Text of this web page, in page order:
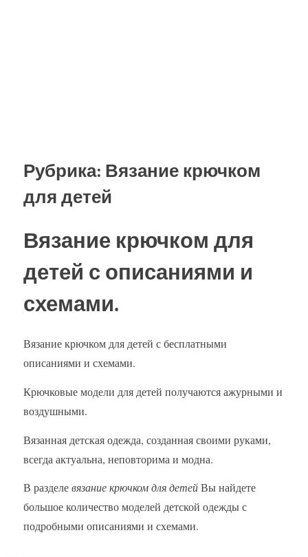
Рубрика: Вязание крючком
для детей
Вязание крючком для
детей с описаниями и
схемами.
Вязание крючком для детей с бесплатными
описаниями и схемами.
Крючковые модели для детей получаются ажурными и
воздушными.
Вязанная детская одежда, созданная своими руками,
всегда актуальна, неповторима и модна.
В разделевязание крючком для детейВы найдете
большое количество моделей детской одежды с
подробными описаниями и схемами.